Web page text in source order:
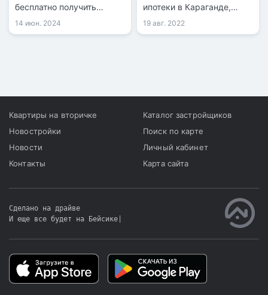
бесплатно получить
квартиру от государства,
а реформы жилищной
14 июн. 2024
ипотеки в Караганде,
передает
информационная служба
работающей молодёжи
стал акимат области
совместно с Отбасы
19 авг. 2022
Квартиры на вторичке
Новостройки
Новости
Контакты
Каталог застройщиков
Поиск по карте
Личный кабинет
Карта сайта
Сделано на драйве
И еще все будет на Бейсике